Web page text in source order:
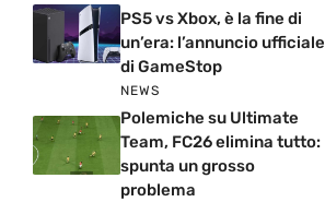
PS5 vs Xbox, è la fine di
un’era: l’annuncio ufficiale
di GameStop
NEWS
Polemiche su Ultimate
Team, FC26 elimina tutto:
spunta un grosso
problema